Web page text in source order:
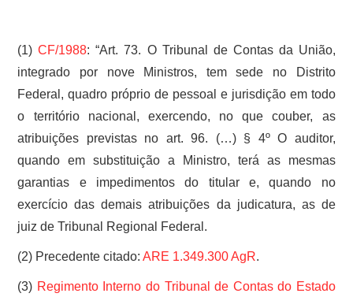
(1)CF/1988: “Art. 73. O Tribunal de Contas da União,
integrado por nove Ministros, tem sede no Distrito
Federal, quadro próprio de pessoal e jurisdição em todo
o território nacional, exercendo, no que couber, as
atribuições previstas no art. 96. (…) § 4º O auditor,
quando em substituição a Ministro, terá as mesmas
garantias e impedimentos do titular e, quando no
exercício das demais atribuições da judicatura, as de
juiz de Tribunal Regional Federal.
(2) Precedente citado:ARE 1.349.300 AgR.
(3) Regimento Interno do Tribunal de Contas do Estado